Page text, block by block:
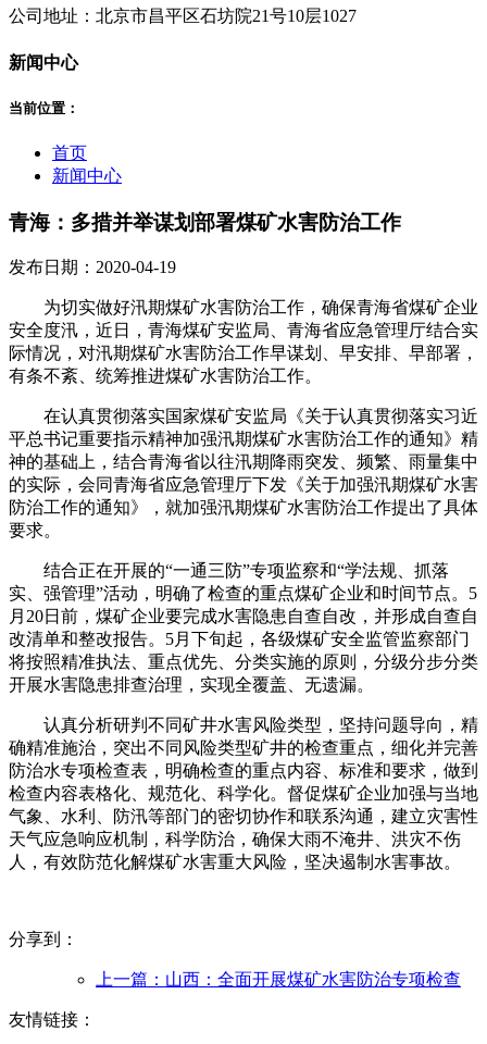
公司地址：北京市昌平区石坊院21号10层1027
新闻中心
当前位置：
首页
新闻中心
青海：多措并举谋划部署煤矿水害防治工作
发布日期：2020-04-19
为切实做好汛期煤矿水害防治工作，确保青海省煤矿企业
安全度汛，近日，青海煤矿安监局、青海省应急管理厅结合实
际情况，对汛期煤矿水害防治工作早谋划、早安排、早部署，
有条不紊、统筹推进煤矿水害防治工作。
在认真贯彻落实国家煤矿安监局《关于认真贯彻落实习近
平总书记重要指示精神加强汛期煤矿水害防治工作的通知》精
神的基础上，结合青海省以往汛期降雨突发、频繁、雨量集中
的实际，会同青海省应急管理厅下发《关于加强汛期煤矿水害
防治工作的通知》，就加强汛期煤矿水害防治工作提出了具体
要求。
结合正在开展的“一通三防”专项监察和“学法规、抓落
实、强管理”活动，明确了检查的重点煤矿企业和时间节点。5
月20日前，煤矿企业要完成水害隐患自查自改，并形成自查自
改清单和整改报告。5月下旬起，各级煤矿安全监管监察部门
将按照精准执法、重点优先、分类实施的原则，分级分步分类
开展水害隐患排查治理，实现全覆盖、无遗漏。
认真分析研判不同矿井水害风险类型，坚持问题导向，精
确精准施治，突出不同风险类型矿井的检查重点，细化并完善
防治水专项检查表，明确检查的重点内容、标准和要求，做到
检查内容表格化、规范化、科学化。督促煤矿企业加强与当地
气象、水利、防汛等部门的密切协作和联系沟通，建立灾害性
天气应急响应机制，科学防治，确保大雨不淹井、洪灾不伤
人，有效防范化解煤矿水害重大风险，坚决遏制水害事故。
分享到：
上一篇： 山西：全面开展煤矿水害防治专项检查
友情链接：